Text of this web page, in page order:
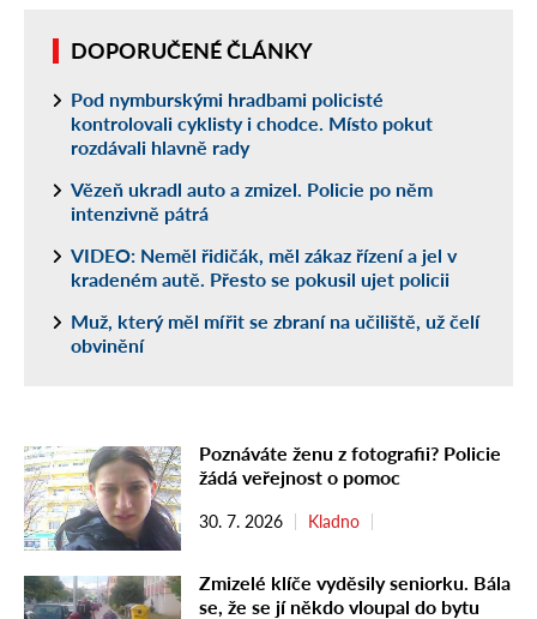
DOPORUČENÉ ČLÁNKY
Pod nymburskými hradbami policisté
kontrolovali cyklisty i chodce. Místo pokut
rozdávali hlavně rady
Vězeň ukradl auto a zmizel. Policie po něm
intenzivně pátrá
VIDEO: Neměl řidičák, měl zákaz řízení a jel v
kradeném autě. Přesto se pokusil ujet policii
Muž, který měl mířit se zbraní na učiliště, už čelí
obvinění
Poznáváte ženu z fotografii? Policie
žádá veřejnost o pomoc
30. 7. 2026 Kladno
Zmizelé klíče vyděsily seniorku. Bála
se, že se jí někdo vloupal do bytu